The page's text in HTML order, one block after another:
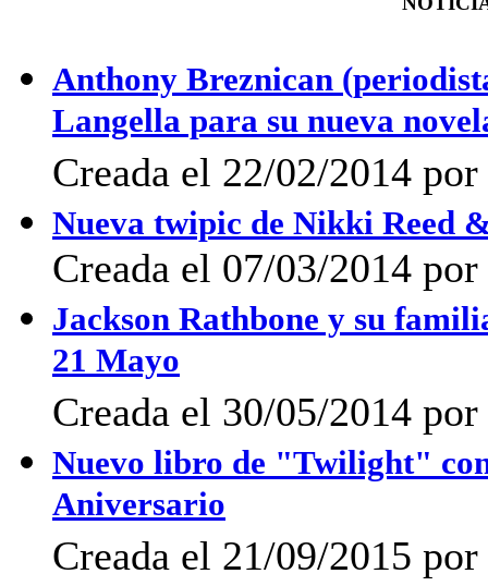
Anthony Breznican
Langella para su nueva
Creada el 22/02/2014
Nueva twipic de Nikki Reed
Creada el 07/03/2014
Jackson Rathbone y su
21 Mayo
Creada el 30/05/2014
Nuevo libro de "Twilight"
Aniversario
Creada el 21/09/2015